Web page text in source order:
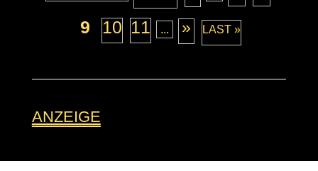
9
10 11 ... » LAST »
ANZEIGE